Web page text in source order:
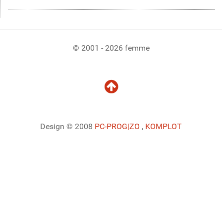
© 2001 - 2026 femme
Design © 2008 PC-PROG|ZO , KOMPLOT